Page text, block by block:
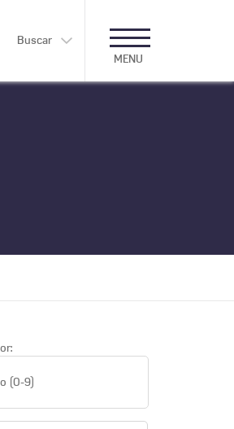
Buscar
MENU
(0-9)